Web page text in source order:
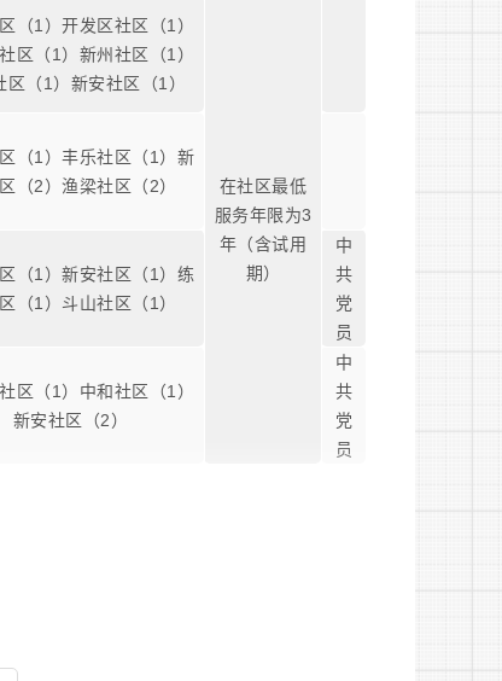
（1）开发区社区（1）
区（1）新州社区（1）
区（1）新安社区（1）
在社区最低
服务年限为3
年（含试用
期）
（1）丰乐社区（1）新
（2）渔梁社区（2）
（1）新安社区（1）练
（1）斗山社区（1）
中
共
党
员
区（1）中和社区（1）
新安社区（2）
中
共
党
员